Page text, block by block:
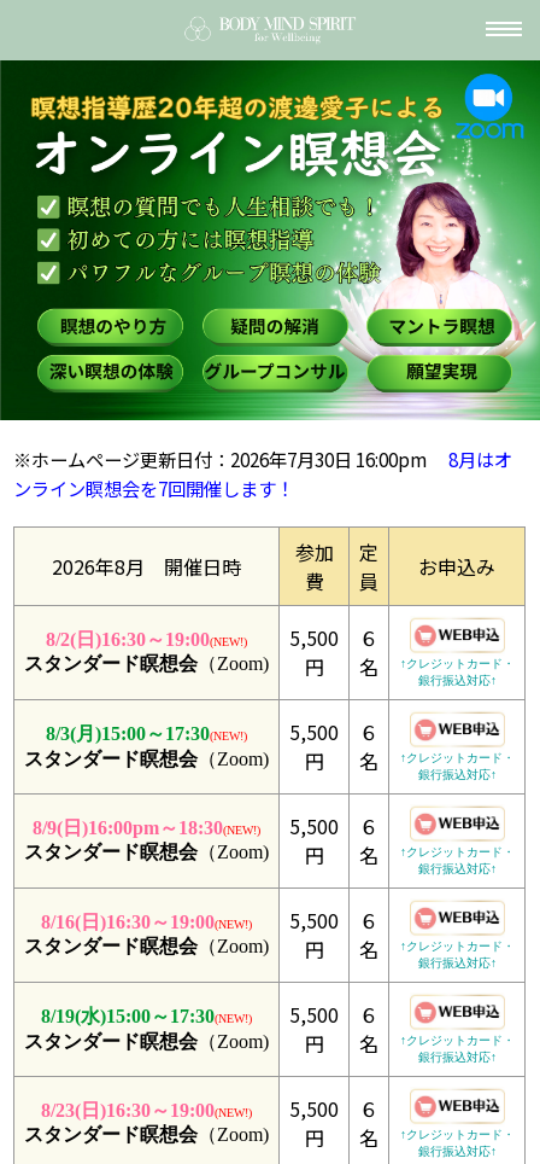
※ホームページ更新日付：2026年7月30日 16:00pm8月はオ
ンライン瞑想会を7回開催します！
2026年8月 開催日時
参加
費
定
員
お申込み
8/2(日)16:30～19:00(NEW!)
スタンダード瞑想会（Zoom)
5,500
円
６
名
↑クレジットカード・
銀行振込対応↑
8/3(月)15:00～17:30(NEW!)
スタンダード瞑想会（Zoom)
5,500
円
６
名
↑クレジットカード・
銀行振込対応↑
8/9(日)16:00pm～18:30(NEW!)
スタンダード瞑想会（Zoom)
5,500
円
６
名
↑クレジットカード・
銀行振込対応↑
8/16(日)16:30～19:00(NEW!)
スタンダード瞑想会（Zoom)
5,500
円
６
名
↑クレジットカード・
銀行振込対応↑
8/19(水)15:00～17:30(NEW!)
スタンダード瞑想会（Zoom)
5,500
円
６
名
↑クレジットカード・
銀行振込対応↑
8/23(日)16:30～19:00(NEW!)
スタンダード瞑想会（Zoom)
5,500
円
６
名
↑クレジットカード・
銀行振込対応↑